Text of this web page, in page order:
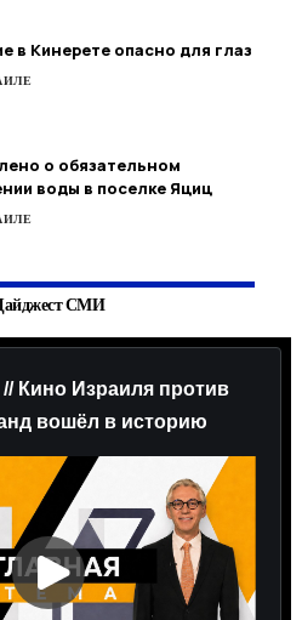
в Кинерете опасно для глаз
о обязательном
воды в поселке Яциц
СМИ